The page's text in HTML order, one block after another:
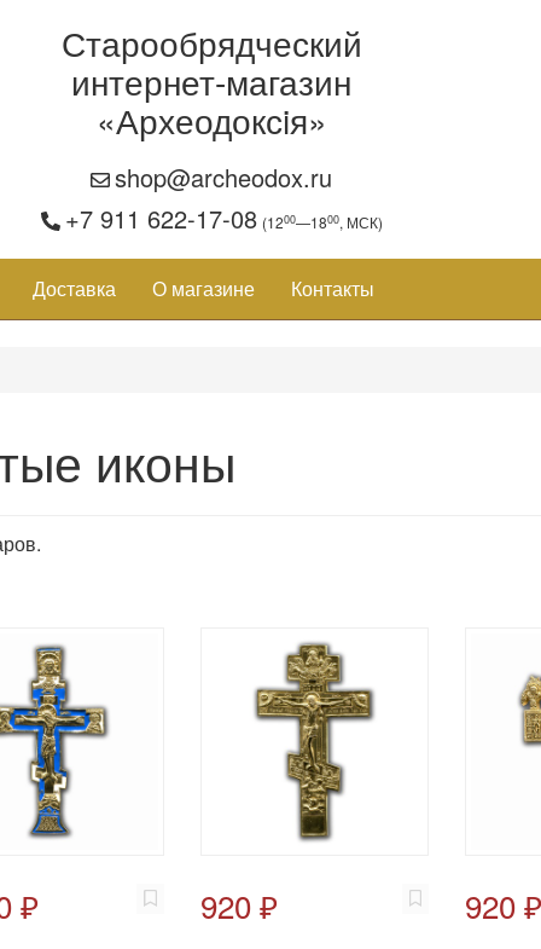
Старообрядческий
интернет-магазин
«Археодоксiя»
shop@archeodox.ru
+7 911 622-17-08 (1200—1800, МСК)
Доставка О магазине Контакты
иконы
₽ 920 ₽ 920